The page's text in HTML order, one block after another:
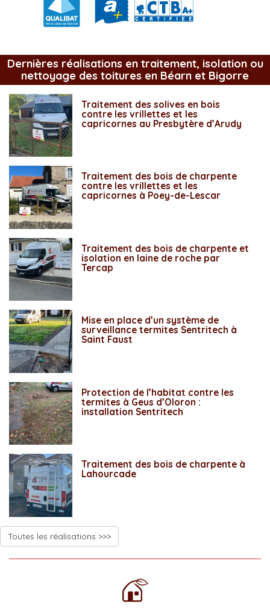
Dernières réalisations en traitement, isolation ou
nettoyage des toitures en Béarn et Bigorre
Traitement des solives en bois
contre les vrillettes et les
capricornes au Presbytère d’Arudy
Traitement des bois de charpente
contre les vrillettes et les
capricornes à Poey-de-Lescar
Traitement des bois de charpente et
isolation en laine de roche par
Tercap
Mise en place d’un système de
surveillance termites Sentritech à
Saint Faust
Protection de l’habitat contre les
termites à Geus d’Oloron :
installation Sentritech
Traitement des bois de charpente à
Lahourcade
Toutes les réalisations >>>